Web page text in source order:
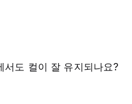
서도 컬이 잘 유지되나요?